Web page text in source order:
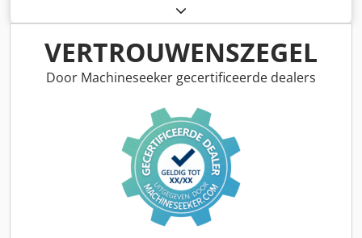
Momenteel zijn er drie exemplaren beschikbaar. Perfecte
machines voor het marineren van vlees,
barbecueproducten, vleesvervangers en het mengen van
granen, muesli enzovoort. We hebben ook kleinere MV300-
units op voorraad. Chedpjxvt Ikjfx Acwoa
VERTROUWENSZEGEL
Door Machineseeker gecertificeerde dealers